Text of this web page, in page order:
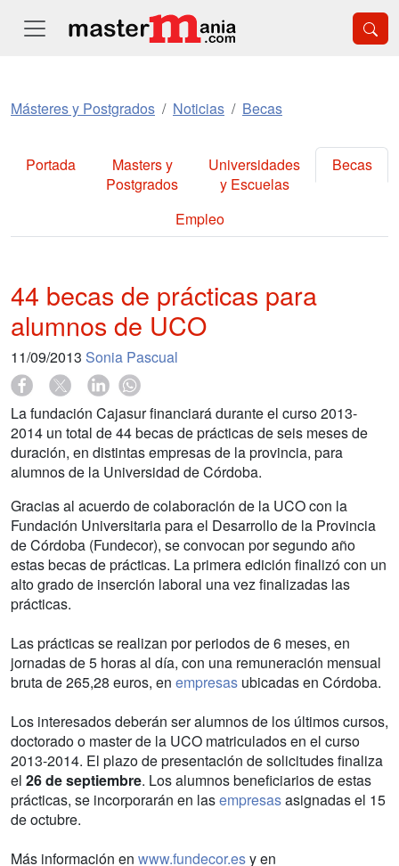
Másteres y Postgrados Noticias Becas
Portada
Masters y
Postgrados
Universidades
y Escuelas
Becas
Empleo
44 becas de prácticas para
alumnos de UCO
11/09/2013 Sonia Pascual
La fundación Cajasur financiará durante el curso 2013-
2014 un total de 44 becas de prácticas de seis meses de
duración, en distintas empresas de la provincia, para
alumnos de la Universidad de Córdoba.
Gracias al acuerdo de colaboración de la UCO con la
Fundación Universitaria para el Desarrollo de la Provincia
de Córdoba (Fundecor), se convocan por segundo año
estas becas de prácticas. La primera edición finalizó con un
alto grado de inserción laboral una vez finalizadas las
prácticas.
Las prácticas se realizan por periodos de 6 meses, en
jornadas de 5 horas al día, con una remuneración mensual
bruta de 265,28 euros, en empresas ubicadas en Córdoba.
Los interesados deberán ser alumnos de los últimos cursos,
doctorado o master de la UCO matriculados en el curso
2013-2014. El plazo de presentación de solicitudes finaliza
el 26 de septiembre. Los alumnos beneficiarios de estas
prácticas, se incorporarán en lasempresasasignadas el 15
de octubre.
Más información en www.fundecor.esy en